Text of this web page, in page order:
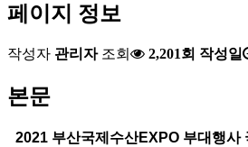
페이지 정보
작성자 관리자 조회 2,201회 작성일
본문
2021 부산국제수산EXPO 부대행사